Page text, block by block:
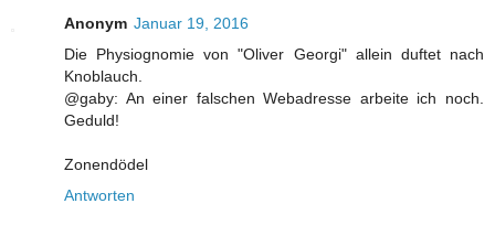
Anonym Januar 19, 2016
Die Physiognomie von "Oliver Georgi" allein duftet nach
Knoblauch.
@gaby: An einer falschen Webadresse arbeite ich noch.
Geduld!
Zonendödel
Antworten